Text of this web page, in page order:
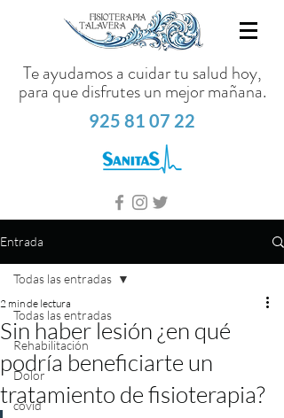
Te ayudamos a cuidar tu salud hoy,
para que disfrutes un mejor mañana.
925 81 07 22
Entrada
Todas las entradas
Rehabilitación
Dolor
covid
Todas las entradas
Sin haber lesión ¿en qué
podría beneficiarte un
tratamiento de fisioterapia?
2 min de lectura